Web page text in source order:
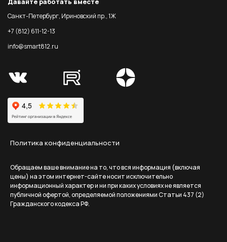
Санкт-Петербург, Ириновский пр., 1Ж
+7 (812) 611-12-13
info@smart812.ru
Политика конфиденциальности
Обращаем ваше внимание на то, что вся информация (включая
цены) на этом интернет-сайте носит исключительно
информационный характер и ни при каких условиях не является
публичной офертой, определяемой положениями Статьи 437 (2)
Гражданского кодекса РФ.